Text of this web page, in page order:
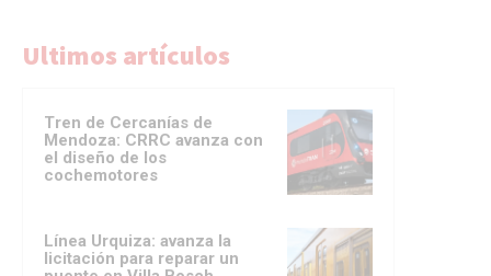
Ultimos artículos
Tren de Cercanías de
Mendoza: CRRC avanza con
el diseño de los
cochemotores
Línea Urquiza: avanza la
licitación para reparar un